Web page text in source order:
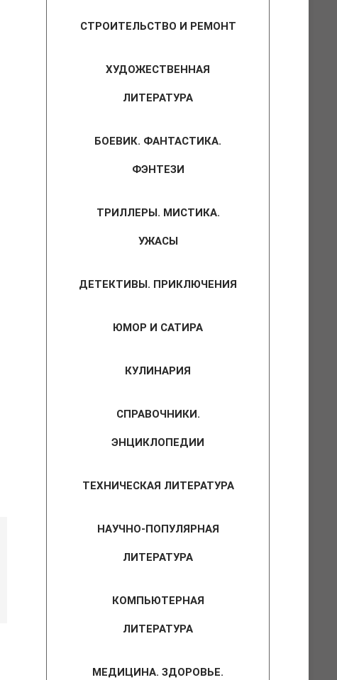
СТРОИТЕЛЬСТВО И РЕМОНТ
ХУДОЖЕСТВЕННАЯ
ЛИТЕРАТУРА
БОЕВИК. ФАНТАСТИКА.
ФЭНТЕЗИ
ТРИЛЛЕРЫ. МИСТИКА.
УЖАСЫ
ДЕТЕКТИВЫ. ПРИКЛЮЧЕНИЯ
ЮМОР И САТИРА
КУЛИНАРИЯ
СПРАВОЧНИКИ.
ЭНЦИКЛОПЕДИИ
ТЕХНИЧЕСКАЯ ЛИТЕРАТУРА
НАУЧНО-ПОПУЛЯРНАЯ
ЛИТЕРАТУРА
КОМПЬЮТЕРНАЯ
ЛИТЕРАТУРА
МЕДИЦИНА. ЗДОРОВЬЕ.